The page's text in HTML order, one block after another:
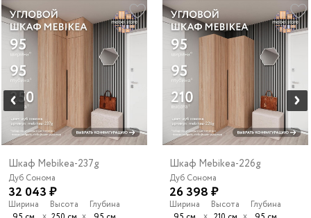
Шкаф Mebikea-237g
Дуб Сонома
32 043 ₽
Ширина
Высота
Глубина
Шкаф Mebikea-226g
Дуб Сонома
26 398 ₽
Ширина
Высота
Глубина